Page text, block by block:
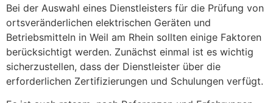
Bei der Auswahl eines Dienstleisters für die Prüfung von
ortsveränderlichen elektrischen Geräten und
Betriebsmitteln in Weil am Rhein sollten einige Faktoren
berücksichtigt werden. Zunächst einmal ist es wichtig
sicherzustellen, dass der Dienstleister über die
erforderlichen Zertifizierungen und Schulungen verfügt.